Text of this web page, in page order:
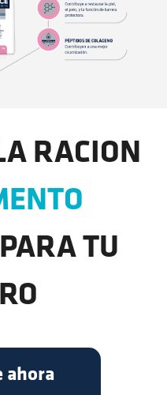
RACION
PARA TU
ahora